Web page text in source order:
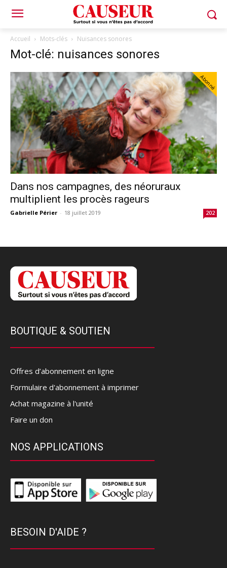
Accueil Mots-clés Nuisances sonores
Mot-clé: nuisances sonores
Abonné
Dans nos campagnes, des néoruraux
multiplient les procès rageurs
Gabrielle Périer - 18 juillet 2019 202
BOUTIQUE & SOUTIEN
Offres d’abonnement en ligne
Formulaire d'abonnement à imprimer
Achat magazine à l'unité
Faire un don
NOS APPLICATIONS
BESOIN D'AIDE ?